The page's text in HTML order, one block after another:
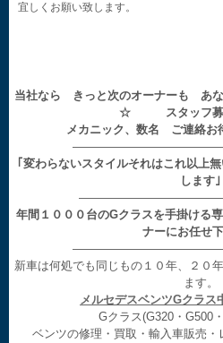
宜しくお願い致します。
当社なら きっと次のオーナーも あな
☆ スタッ
メカニック、数名 ご連絡お
｢変わらないスタイルそれはこれ以上
します｣
年間１０００台のGクラスを手掛ける
ナーにお任せ
新車は何処でも同じもの１０年、２０
ます。
メルセデスベンツGクラス
Gクラス(G320・G500
ベンツの修理・買取・輸入車販売